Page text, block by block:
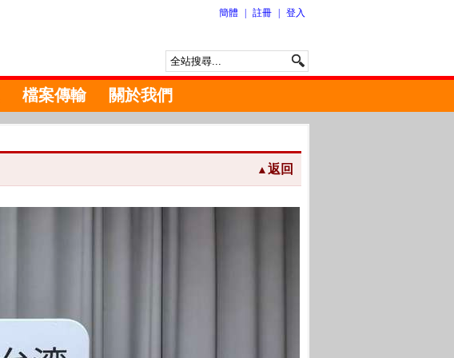
簡體 註冊 登入
檔案傳輸 關於我們
▲返回